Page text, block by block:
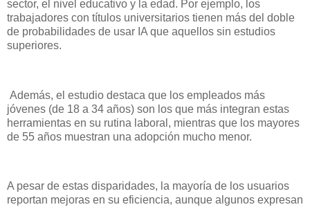
sector, el nivel educativo y la edad. Por ejemplo, los
trabajadores con títulos universitarios tienen más del doble
de probabilidades de usar IA que aquellos sin estudios
superiores.
Además, el estudio destaca que los empleados más
jóvenes (de 18 a 34 años) son los que más integran estas
herramientas en su rutina laboral, mientras que los mayores
de 55 años muestran una adopción mucho menor.
A pesar de estas disparidades, la mayoría de los usuarios
reportan mejoras en su eficiencia, aunque algunos expresan